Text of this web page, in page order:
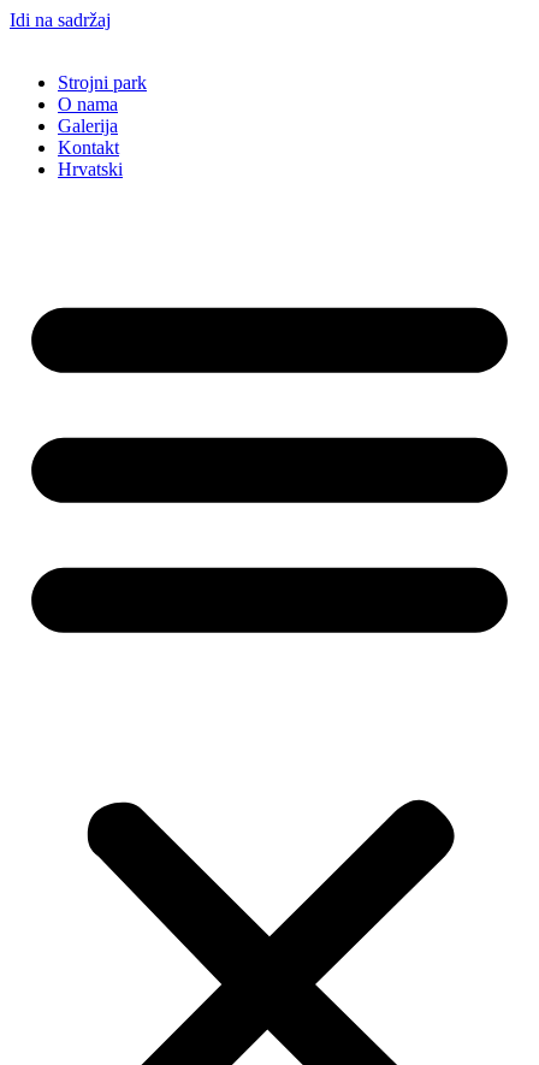
Idi na sadržaj
Strojni park
O nama
Galerija
Kontakt
Hrvatski